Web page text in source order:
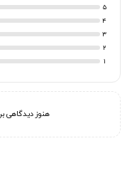
5
4
3
2
1
هنوز